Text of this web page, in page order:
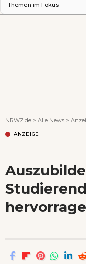
Themen im Fokus
NRWZ.de > Alle News >
ANZEIGE